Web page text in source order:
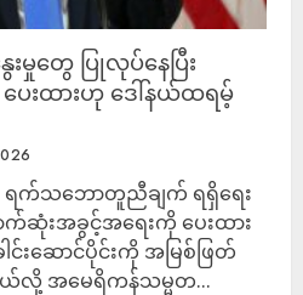
မှုတွေ ပြုလုပ်နေပြီး
ေးထားဟု ဒေါ်နယ်ထရမ့်
က်သဘောတူညီချက် ရရှိရေး
ဆုံးအခွင့်အရေးကို ပေးထား
င်းဆောင်ပိုင်းကို အမြစ်ဖြတ်
အမေရိကန်သမ္မတ...